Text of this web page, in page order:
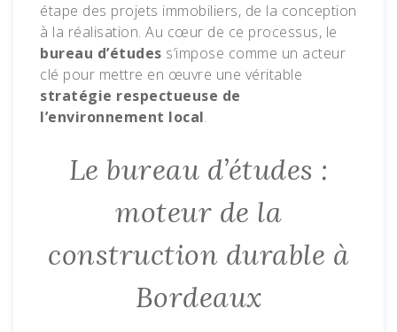
étape des projets immobiliers, de la conception
à la réalisation. Au cœur de ce processus, le
bureau d’études s’impose comme un acteur
clé pour mettre en œuvre une véritable
stratégie respectueuse de
l’environnement local.
Le bureau d’études :
moteur de la
construction durable à
Bordeaux